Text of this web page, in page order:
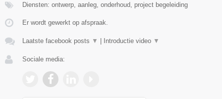
Diensten: ontwerp, aanleg, onderhoud, project begeleiding
Er wordt gewerkt op afspraak.
Laatste facebook posts ▼ Introductie video ▼
Sociale media: